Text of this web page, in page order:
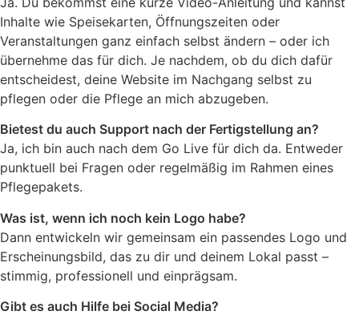
Inhalte wie Speisekarten, Öffnungszeiten oder
Veranstaltungen ganz einfach selbst ändern – oder ich
übernehme das für dich. Je nachdem, ob du dich dafür
entscheidest, deine Website im Nachgang selbst zu
pflegen oder die Pflege an mich abzugeben.
Bietest du auch Support nach der Fertigstellung an?
Ja, ich bin auch nach dem Go Live für dich da. Entweder
punktuell bei Fragen oder regelmäßig im Rahmen eines
Pflegepakets.
Was ist, wenn ich noch kein Logo habe?
Dann entwickeln wir gemeinsam ein passendes Logo und
Erscheinungsbild, das zu dir und deinem Lokal passt –
stimmig, professionell und einprägsam.
Gibt es auch Hilfe bei Social Media?